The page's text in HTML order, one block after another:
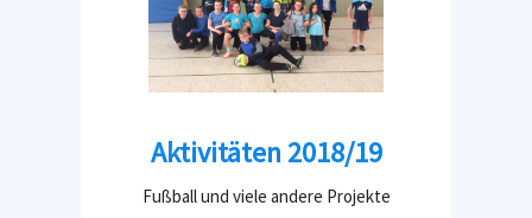
Aktivitäten 2018/19
Fußball und viele andere Projekte